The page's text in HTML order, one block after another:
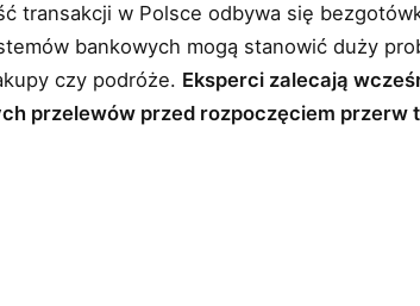
transakcji w Polsce odbywa się
bankowych mogą stanowić duży
czy podróże. Eksperci zalecają
przelewów przed rozpoczęciem przerw